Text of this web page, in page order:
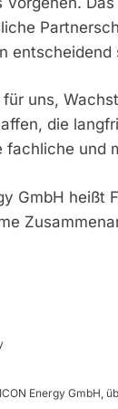
entscheidend
für uns,
die
und
GmbH
Energy GmbH,